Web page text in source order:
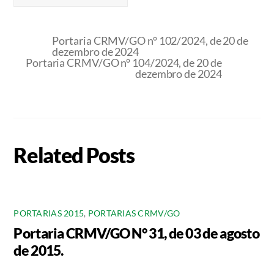
Portaria CRMV/GO nº 102/2024, de 20 de
dezembro de 2024
Portaria CRMV/GO nº 104/2024, de 20 de
dezembro de 2024
Related Posts
PORTARIAS 2015, PORTARIAS CRMV/GO
Portaria CRMV/GO N° 31, de 03 de agosto
de 2015.